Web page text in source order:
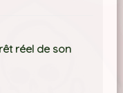
réel de son